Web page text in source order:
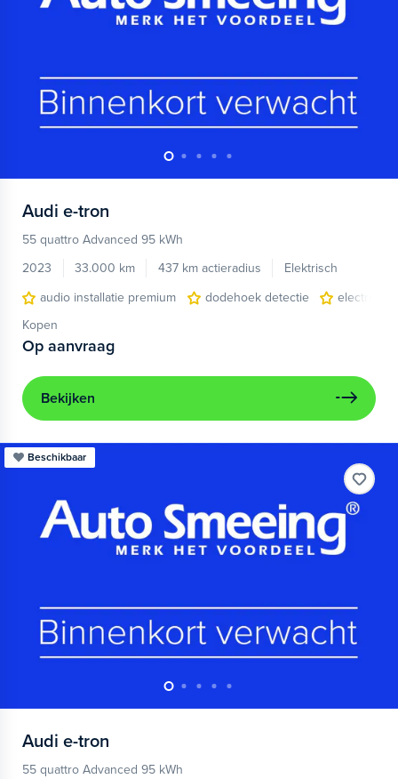
Audi e-tron
55 quattro Advanced 95 kWh
2023
33.000 km 437 km actieradius
Elektrisch
audio installatie premium
dodehoek detectie
electronic
Kopen
Op aanvraag
Bekijken
Beschikbaar
Audi e-tron
55 quattro Advanced 95 kWh